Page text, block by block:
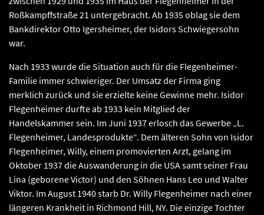
Roßkampffstraße 21 untergebracht. Ab 1935 oblag sie dem
Bankdirektor Otto Igersheimer, der Isidors Schwiegersohn
war.
Nach 1933 wurde die Situation auch für die Flegenheimer-
Familie immer schwieriger. Der Umsatz der Firma ging
merklich zurück und sie erzielte keine Gewinne mehr. Isidor
Flegenheimer durfte ab 1933 kein Mitglied der
Handelskammer sein. Im Juni 1937 erlosch das Gewerbe „L.
Flegenheimer, Landesprodukte“. Dem älteren Sohn von Isidor
Flegenheimer, Willy, einem promovierten Arzt, gelang im
Oktober 1937 die Auswanderung in die USA samt seiner Frau
Lina (geborene Victor) und den Söhnen Hans Leo und Walter
Viktor. Im August 1940 starb Dr. Willy Flegenheimer nach einer
längeren Krankheit in Richmond Hill, NY. Die einzige Tochter